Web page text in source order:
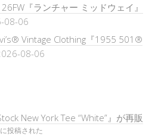
『ランチャー ミッドウェイ』
08-06
Vintage Clothing『1955 501®
08-06
New York Tee “White”』が再販
投稿された